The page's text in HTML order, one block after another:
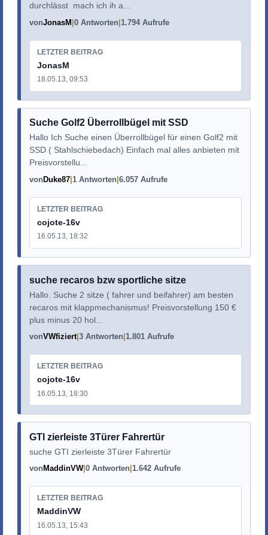
durchlässt mach ich ih a...
vonJonasM 0 Antworten 1.794 Aufrufe
LETZTER BEITRAG
JonasM
18.05.13, 09:53
Suche Golf2 Überrollbügel mit SSD
Hallo Ich Suche einen Überrollbügel für einen Golf2 mit
SSD ( Stahlschiebedach) Einfach mal alles anbieten mit
Preisvorstellu...
vonDuke87 1 Antworten 6.057 Aufrufe
LETZTER BEITRAG
cojote-16v
16.05.13, 18:32
suche recaros bzw sportliche sitze
Hallo. Suche 2 sitze ( fahrer und beifahrer) am besten
recaros mit klappmechanismus! Preisvorstellung 150 €
plus minus 20 hol...
vonVWfiziert 3 Antworten 1.801 Aufrufe
LETZTER BEITRAG
cojote-16v
16.05.13, 18:30
GTI zierleiste 3Türer Fahrertür
suche GTI zierleiste 3Türer Fahrertür
vonMaddinVW 0 Antworten 1.642 Aufrufe
LETZTER BEITRAG
MaddinVW
16.05.13, 15:43